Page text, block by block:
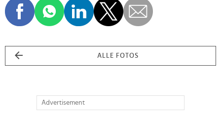
ALLE FOTOS
Advertisement